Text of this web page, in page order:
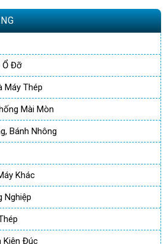
Ổ Đỡ
Máy Thép
Mài Mòn
Bánh Nhông
Khác
Nghiệp
Kiện Đúc